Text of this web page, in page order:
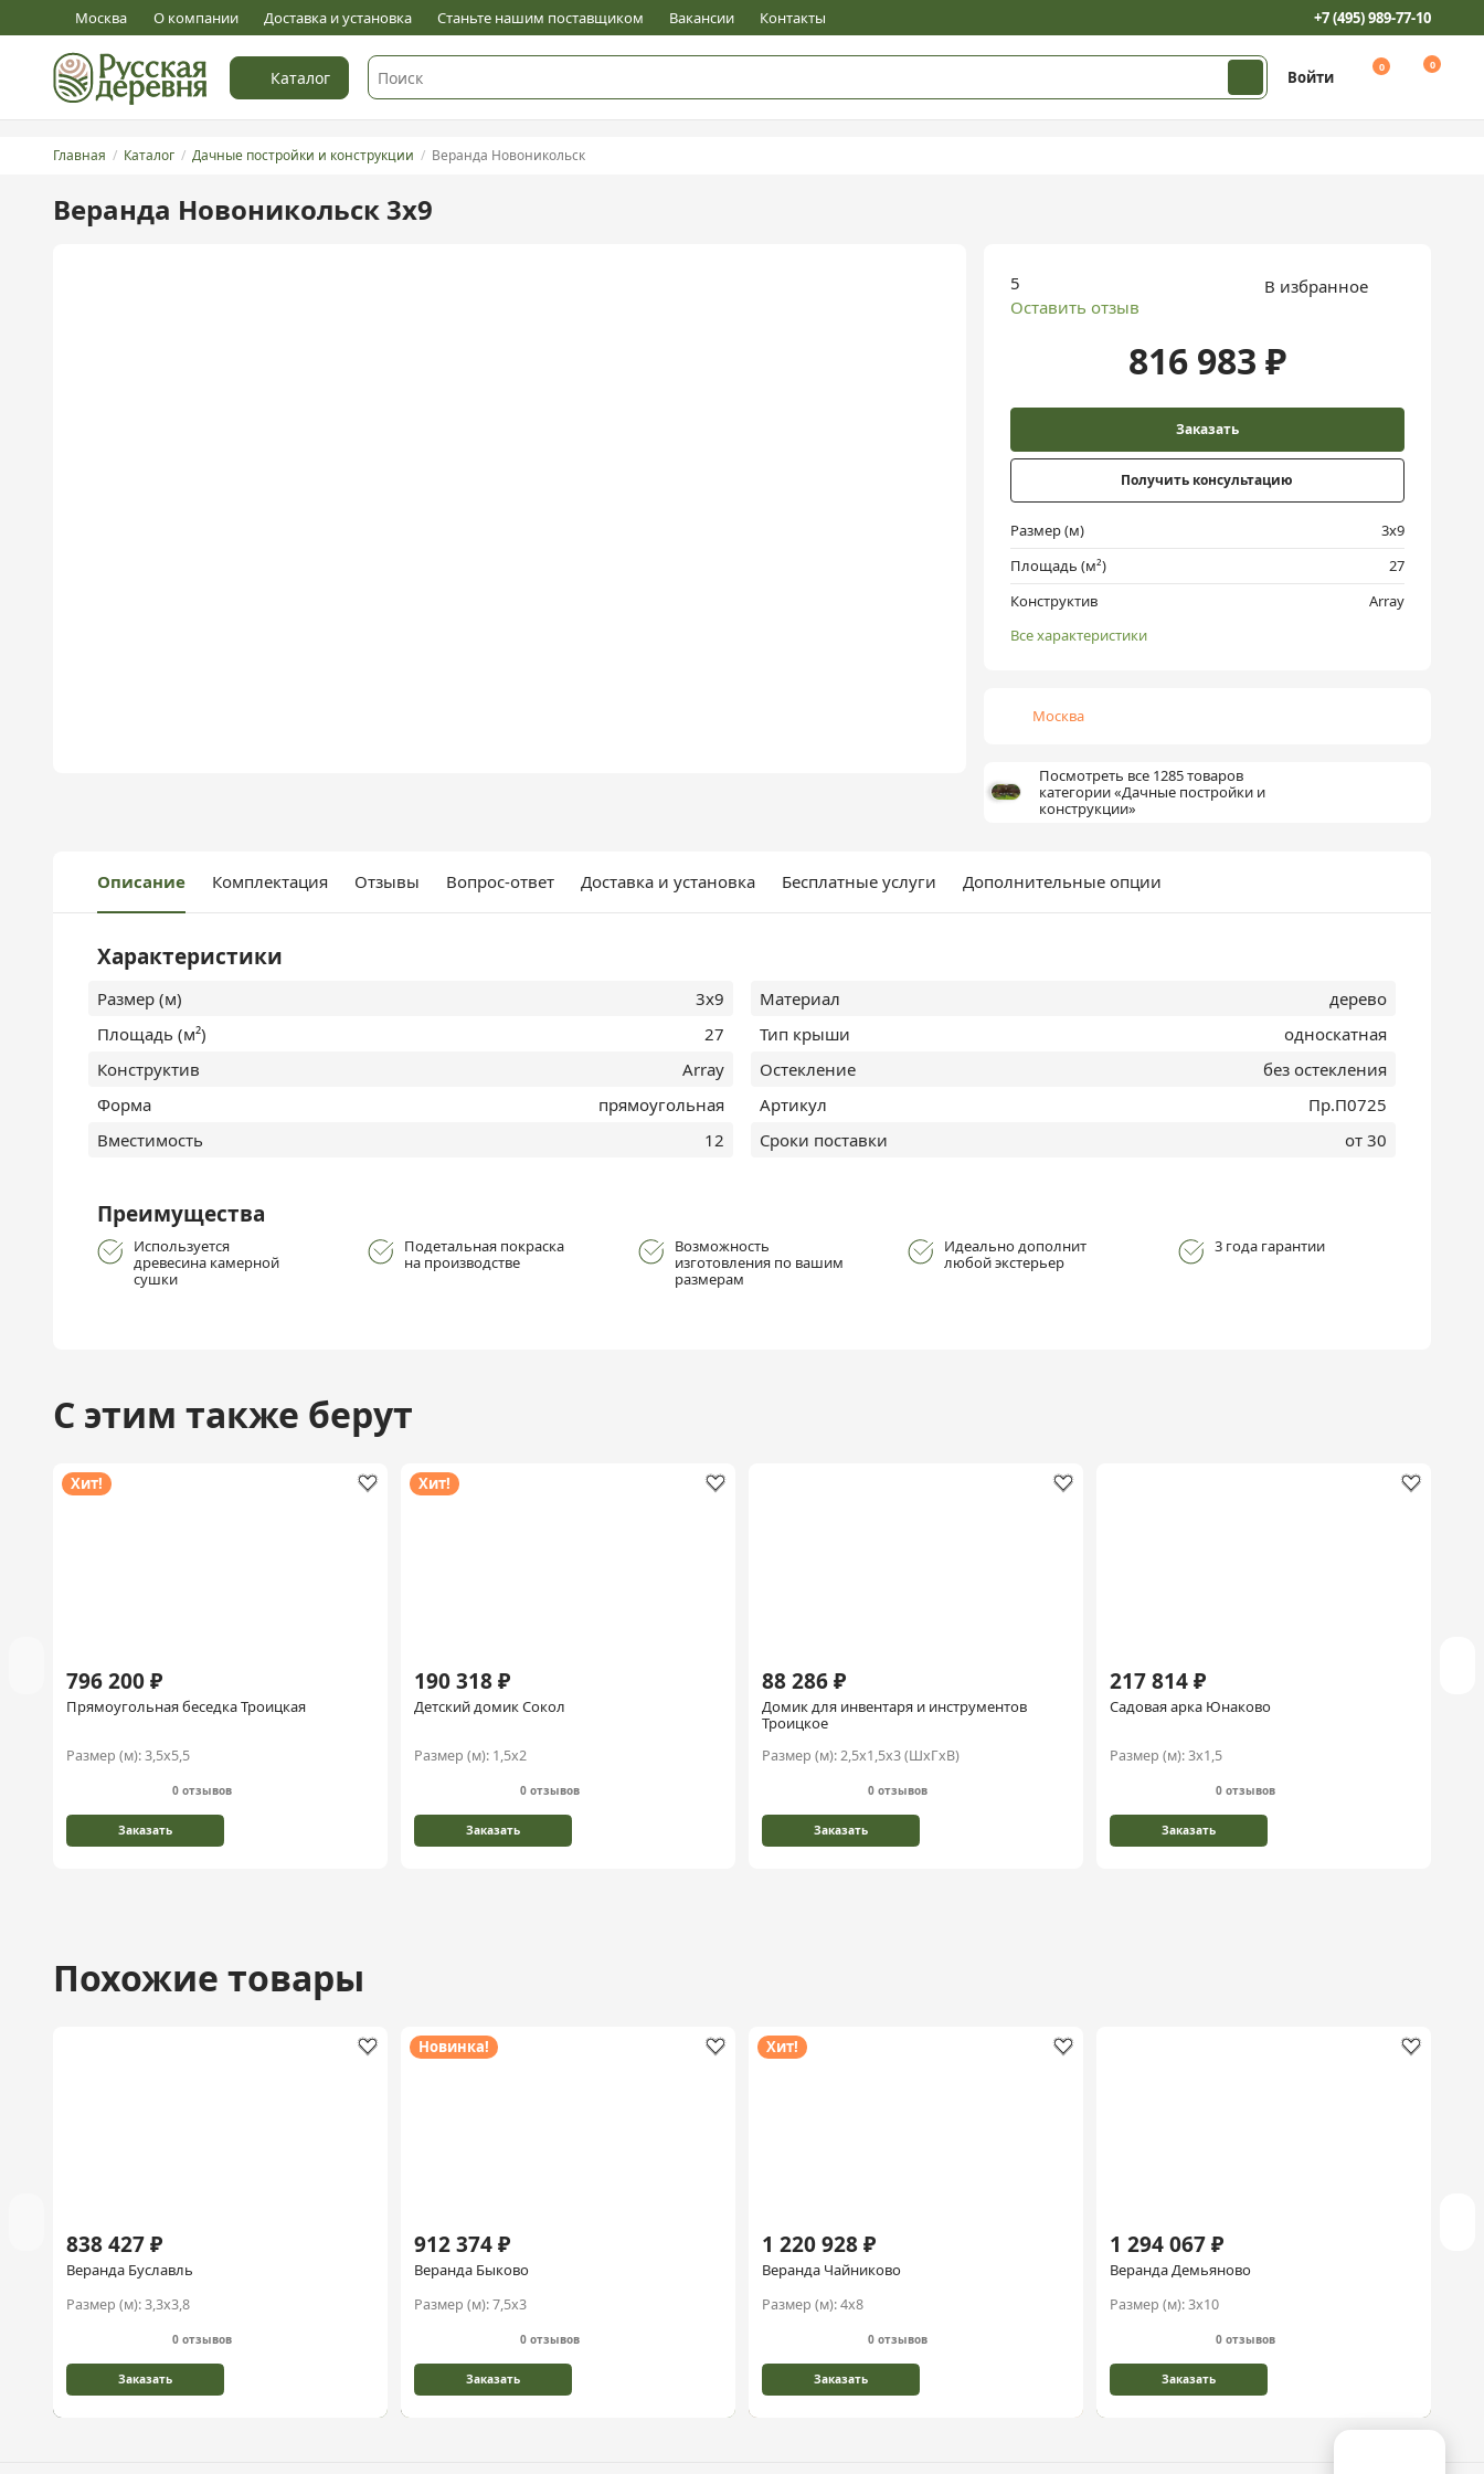
Москва О компании Доставка и установка Станьте нашим поставщиком Вакансии Контакты +7 (495) 989-77-10
Каталог Войти
0 0
Главная Каталог Дачные постройки и конструкции Веранда Новоникольск
Веранда Новоникольск 3х9
Оставить отзыв
5
Оставить отзыв
В избранное
816 983 ₽
Заказать
Получить консультацию
Размер (м)
3х9
Площадь (м²)
27
Конструктив
Array
Все характеристики
Москва
Посмотреть все 1285 товаров
категории «Дачные постройки и
конструкции»
Описание Комплектация Отзывы Вопрос-ответ Доставка и установка Бесплатные услуги Дополнительные опции
Характеристики
Размер (м)
3х9
Площадь (м²)
27
Конструктив
Array
Форма
прямоугольная
Вместимость
12
Материал
дерево
Тип крыши
односкатная
Остекление
без остекления
Артикул
Пр.П0725
Сроки поставки
от 30
Преимущества
Используется
древесина камерной
сушки
Подетальная покраска
на производстве
Возможность
изготовления по вашим
размерам
Идеально дополнит
любой экстерьер
3 года гарантии
С этим также берут
Хит!
796 200 ₽
Прямоугольная беседка Троицкая
Размер (м):3,5х5,5
0 отзывов
Заказать
Хит!
190 318 ₽
Детский домик Сокол
Размер (м): 1,5х2
0 отзывов
Заказать
88 286 ₽
Домик для инвентаря и инструментов
Троицкое
Размер (м):2,5х1,5х3 (ШхГхВ)
0 отзывов
Заказать
217 814 ₽
Садовая арка Юнаково
Размер (м):3х1,5
0 отзывов
Заказать
Похожие товары
838 427 ₽
Веранда Буславль
Размер (м):3,3х3,8
0 отзывов
Заказать
Новинка!
912 374 ₽
Веранда Быково
Размер (м):7,5х3
0 отзывов
Заказать
Хит!
1 220 928 ₽
Веранда Чайниково
Размер (м):4х8
0 отзывов
Заказать
1 294 067 ₽
Веранда Демьяново
Размер (м):3х10
0 отзывов
Заказать